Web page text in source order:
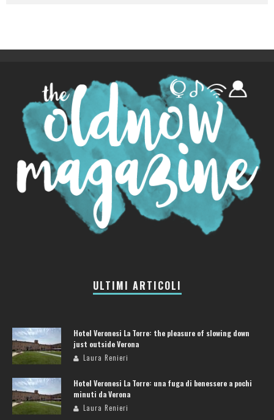
ULTIMI ARTICOLI
Hotel Veronesi La Torre: the pleasure of slowing down
just outside Verona
Laura Renieri
Hotel Veronesi La Torre: una fuga di benessere a pochi
minuti da Verona
Laura Renieri